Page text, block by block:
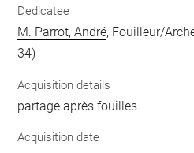
Dedicatee
M. Parrot, André, Fouilleur/
34)
Acquisition details
partage après fouilles
Acquisition date